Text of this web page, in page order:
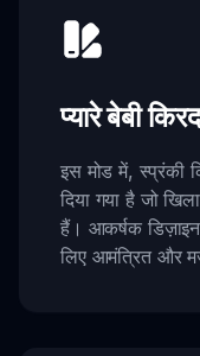
प्यारे बेबी
इस मोड में, स्प्रंकी
दिया गया है जो
हैं। आकर्षक
लिए आमंत्रित और